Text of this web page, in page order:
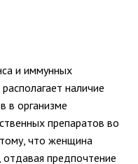
и иммунных
наличие
в организме
препаратов во
что женщина
отдавая предпочтение